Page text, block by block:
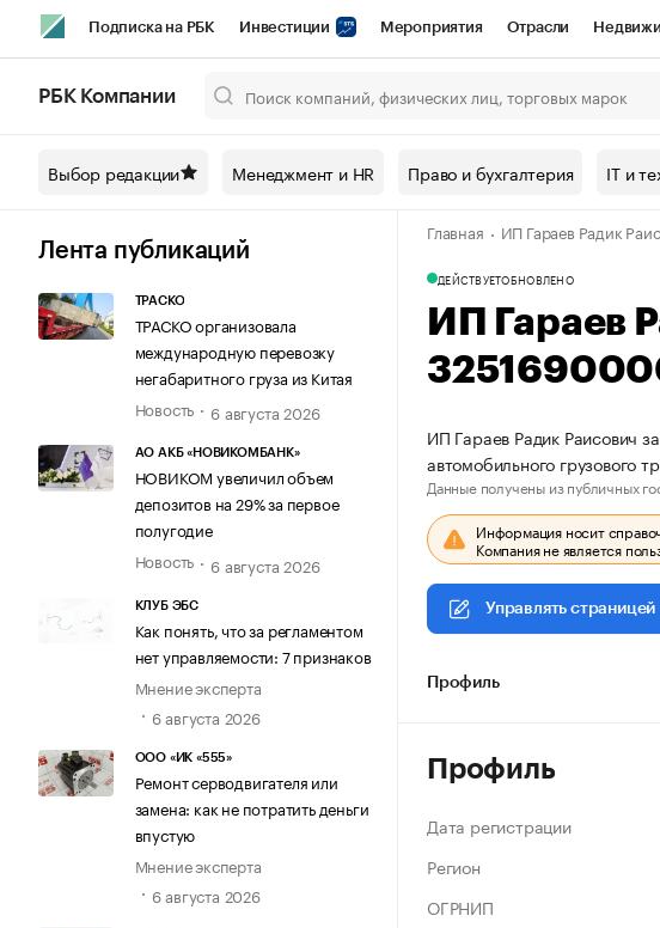
Подписка на РБК Инвестиции Мероприятия Отрасли
Спецпроекты СПб Конференции СПб Спецпроекты Проверка
Технологии и медиа Рынок наличной валюты
РБК Компании
Выбор редакции Менеджмент и HR Право и бухгалтерия IT и
Лента публикаций
ТРАСКО
ТРАСКО организовала
международную перевозку
негабаритного груза из Китая
Новость
6 августа 2026
АО АКБ «НОВИКОМБАНК»
НОВИКОМ увеличил объем
депозитов на 29% за первое
полугодие
Новость
6 августа 2026
КЛУБ ЭБС
Как понять, что за регламентом
нет управляемости: 7 признаков
Мнение эксперта
6 августа 2026
ООО «ИК «555»
Ремонт серводвигателя или
замена: как не потратить деньги
впустую
Мнение эксперта
6 августа 2026
Главная ИП Гараев Радик
ДЕЙСТВУЕТОБНОВЛЕНО
ИП Гараев
ИП Гараев Радик Раисович
автомобильного
Данные получены из публичных
Информация носит
Компания не является
Управлять страницей
Профиль
Профиль
Дата регистрации
Регион
ОГРНИП